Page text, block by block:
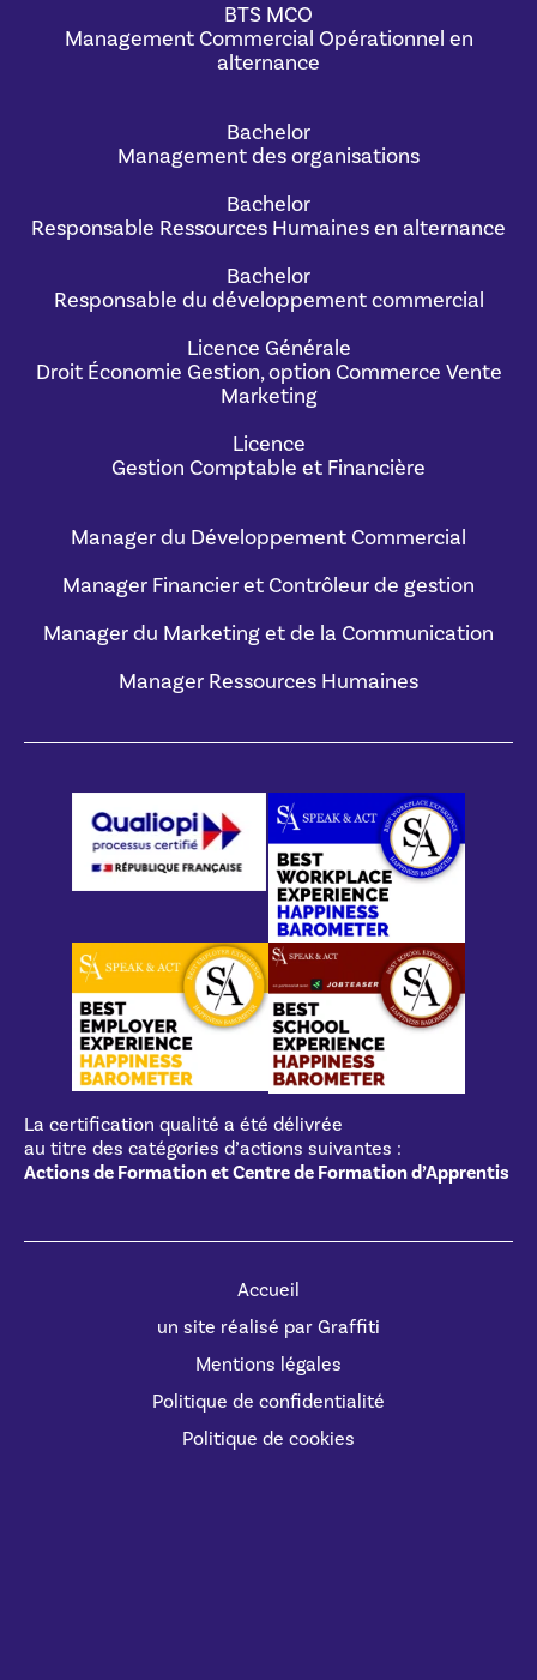
BTS MCO
Management Commercial Opérationnel en
alternance
Bachelor
Management des organisations
Bachelor
Responsable Ressources Humaines en alternance
Bachelor
Responsable du développement commercial
Licence Générale
Droit Économie Gestion, option Commerce Vente
Marketing
Licence
Gestion Comptable et Financière
Manager du Développement Commercial
Manager Financier et Contrôleur de gestion
Manager du Marketing et de la Communication
Manager Ressources Humaines
La certification qualité a été délivrée
au titre des catégories d’actions suivantes :
Actions de Formation et Centre de Formation d’Apprentis
Accueil
un site réalisé par Graffiti
Mentions légales
Politique de confidentialité
Politique de cookies